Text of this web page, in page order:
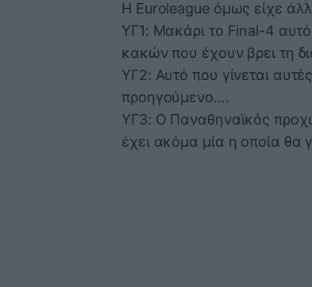
Η Euroleague όμως είχε
ΥΓ1: Μακάρι το Final-4
κακών που έχουν βρει τη
ΥΓ2: Αυτό που γίνεται
προηγούμενο….
ΥΓ3: Ο Παναθηναϊκός
έχει ακόμα μία η οποία θα